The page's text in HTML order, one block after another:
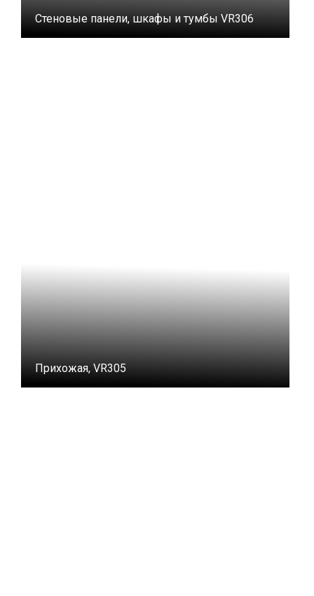
Стеновые панели, шкафы и тумбы VR306
Прихожая, VR305